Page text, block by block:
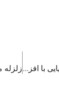
زنان استرالیایی با افزایش ۳۱ هزار دلاری حقوق به صنعت فناوری جذب می‌شوند